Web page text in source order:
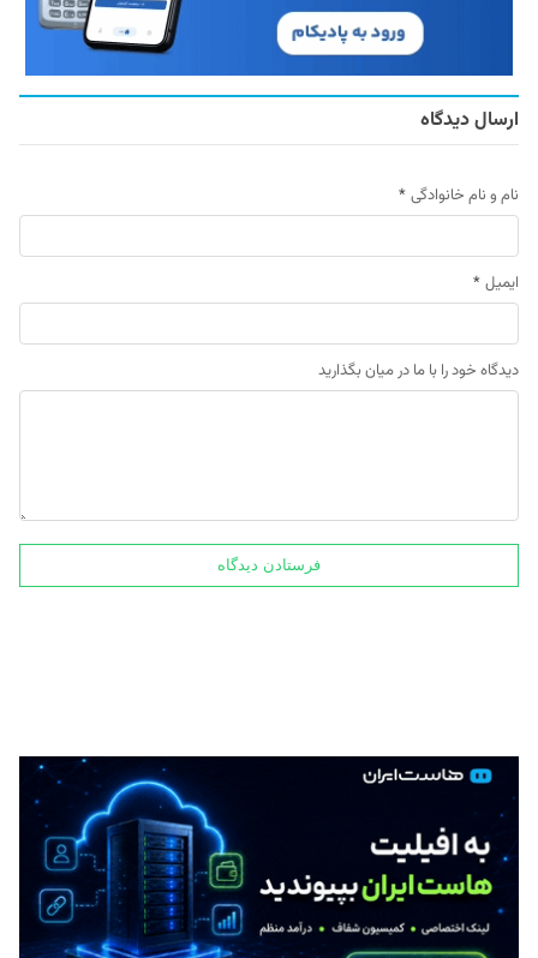
ارسال دیدگاه
نام و نام خانوادگی *
ایمیل *
دیدگاه خود را با ما در میان بگذارید